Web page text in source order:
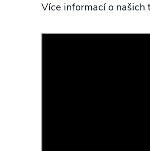
Více informací o našich